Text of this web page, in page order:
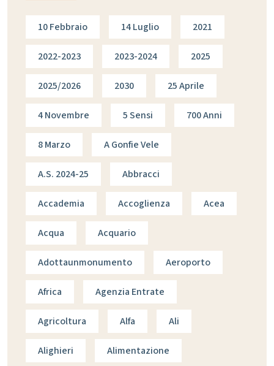
10 Febbraio 14 Luglio 2021
2022-2023 2023-2024 2025
2025/2026 2030 25 Aprile
4 Novembre 5 Sensi 700 Anni
8 Marzo A Gonfie Vele
A.s. 2024-25 Abbracci
Accademia Accoglienza Acea
Acqua Acquario
Adottaunmonumento Aeroporto
Africa Agenzia Entrate
Agricoltura Alfa Ali
Alighieri Alimentazione